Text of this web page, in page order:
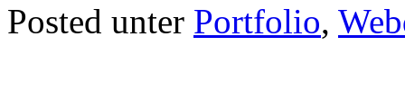
Posted unter Portfolio,